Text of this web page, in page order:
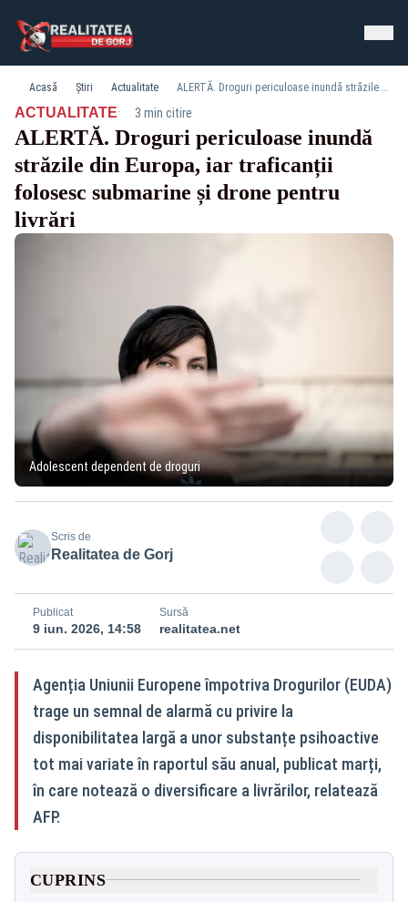
Acasă Știri Actualitate ALERTĂ. Droguri periculoase inundă străzile din Europa, iar traficanții folosesc submarine și drone pentru livrări
ACTUALITATE· 3 min citire
ALERTĂ. Droguri periculoase inundă
străzile din Europa, iar traficanții
folosesc submarine și drone pentru
livrări
Adolescent dependent de droguri
Scris de
Realitatea de Gorj
Publicat
9 iun. 2026, 14:58
Sursă
realitatea.net
Agenția Uniunii Europene împotriva Drogurilor (EUDA)
trage un semnal de alarmă cu privire la
disponibilitatea largă a unor substanțe psihoactive
tot mai variate în raportul său anual, publicat marți,
în care notează o diversificare a livrărilor, relatează
AFP.
CUPRINS